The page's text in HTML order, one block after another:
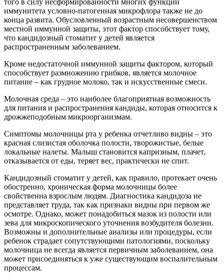
того в силу несформированности многих функций
иммунитета условно-патогенная микрофлора также не до
конца развита. Обусловленный возрастным несовершенством
местной иммунной защиты, этот фактор способствует тому,
что кандидозный стоматит у детей является
распространенным заболеванием.
Кроме недостаточной иммунной защиты фактором, который
способствует размножению грибков, является молочное
питание – как грудное молоко, так и искусственные смеси.
Молочная среда – это наиболее благоприятная возможность
для питания и распространения кандиды, которая относится к
дрожжеподобным микроорганизмам.
Симптомы молочницы рта у ребенка отчетливо видны – это
красная слизистая оболочка полости, творожистые, белые
локальные налеты. Малыш становится капризным, плачет,
отказывается от еды, теряет вес, практически не спит.
Кандидозный стоматит у детей, как правило, протекает очень
обостренно, хроническая форма молочницы более
свойственна взрослым людям. Диагностика кандидоза не
представляет труда, так как признаки видны при первом же
осмотре. Однако, может понадобиться мазок из полости или
зева для микроскопического уточнения возбудителя болезни.
Возможны и дополнительные анализы или процедуры, если
ребенок страдает сопутствующими патологиями, поскольку
молочница не всегда является первичным заболеванием, она
может присоединяться к уже существующим воспалительным
процессам.